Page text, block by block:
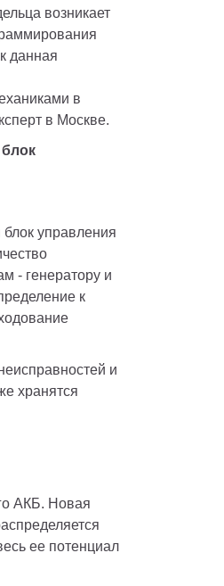
возникает
данная
в
в Москве.
управления
- генератору и
к
и
хранятся
АКБ. Новая
ее потенциал